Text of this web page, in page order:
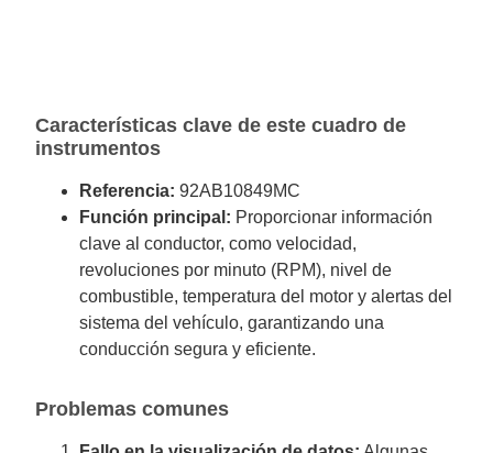
Características clave de este cuadro de
instrumentos
Referencia: 92AB10849MC
Función principal: Proporcionar información
clave al conductor, como velocidad,
revoluciones por minuto (RPM), nivel de
combustible, temperatura del motor y alertas del
sistema del vehículo, garantizando una
conducción segura y eficiente.
Problemas comunes